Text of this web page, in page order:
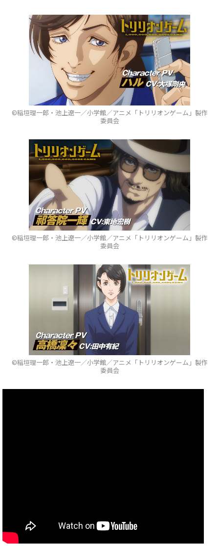
©稲垣理一郎・池上遼一／小学館／アニメ「トリリオンゲーム」製作
委員会
©稲垣理一郎・池上遼一／小学館／アニメ「トリリオンゲーム」製作
委員会
©稲垣理一郎・池上遼一／小学館／アニメ「トリリオンゲーム」製作
委員会